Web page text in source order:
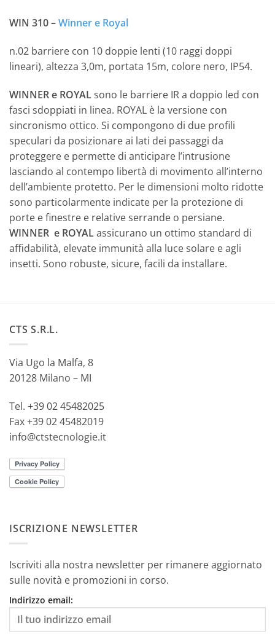
WIN 310 –Winner e Royal
n.02 barriere con 10 doppie lenti (10 raggi doppi
lineari), altezza 3,0m, portata 15m, colore nero, IP54.
WINNER e ROYALsono le barriere IR a doppio led con
fasci sdoppiati in linea. ROYAL è la versione con
sincronismo ottico. Si compongono di due profili
speculari da posizionare ai lati dei passaggi da
proteggere e permette di anticipare l’intrusione
lasciando al contempo libertà di movimento all’interno
dell’ambiente protetto. Per le dimensioni molto ridotte
sono particolarmente indicate per la protezione di
porte e finestre e relative serrande o persiane.
WINNER e ROYALassicurano un ottimo standard di
affidabilità, elevate immunità alla luce solare e agli
insetti. Sono robuste, sicure, facili da installare.
CTS S.R.L.
Via Ugo la Malfa, 8
20128 Milano – MI
Tel. +39 02 45482025
Fax +39 02 45482019
info@ctstecnologie.it
ISCRIZIONE NEWSLETTER
Iscriviti alla nostra newsletter per rimanere aggiornato
sulle novità e promozioni in corso.
Indirizzo email: